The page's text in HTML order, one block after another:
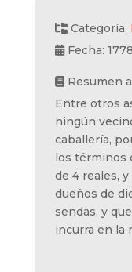
Categoría:
Fecha:
Resumen
Entre otros
ningún
caballería,
los términos
de 4 reales,
dueños de
sendas, y
incurra en la